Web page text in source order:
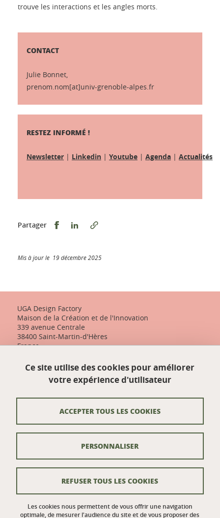
trouve les interactions et les angles morts.
CONTACT
Julie Bonnet,
prenom.nom[at]univ-grenoble-alpes.fr
RESTEZ INFORMÉ !
Newsletter | Linkedin | Youtube | Agenda | Actualités
Partager Partager sur Facebook
Partager sur LinkedIn
Mis à jour le 19 décembre 2025
UGA Design Factory
Maison de la Création et de l'Innovation
339 avenue Centrale
38400 Saint-Martin-d'Hères
France
+33 (0)4 57 04 10 55
designfactory-contact@univ-grenoble-alpes.fr
Nos actualités
Contact
Venir à UGA Design Factory
Crédits
Mentions légales
Données personnelles
Ce site utilise des cookies pour améliorer
votre expérience d'utilisateur
Les cookies nous permettent de vous offrir une navigation
optimale, de mesurer l'audience du site et de vous proposer des
ACCEPTER TOUS LES COOKIES
REFUSER TOUS LES COOKIES
PERSONNALISER